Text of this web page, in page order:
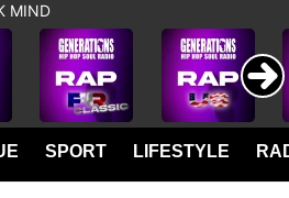
SPORT LIFESTYLE
MIND